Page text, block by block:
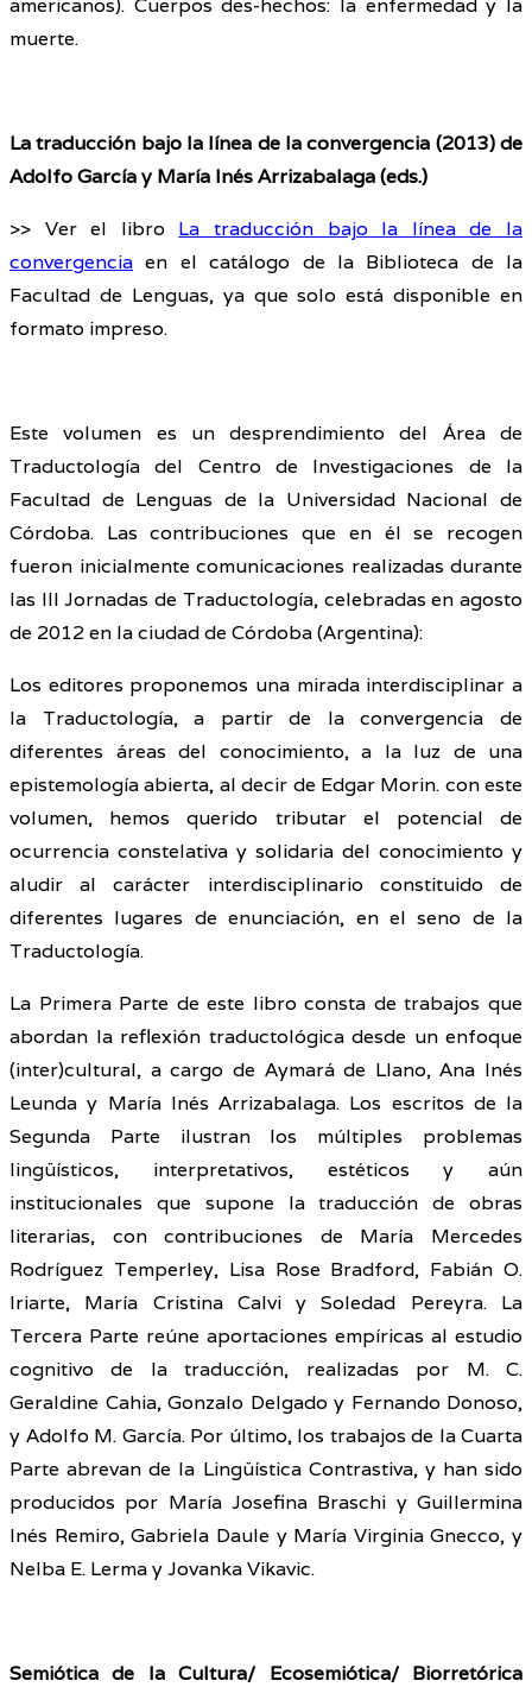
muerte.
La traducción bajo la línea de la convergencia (2013) de
Adolfo García y María Inés Arrizabalaga (eds.)
>> Ver el libro La traducción bajo la línea de la
convergencia en el catálogo de la Biblioteca de la
Facultad de Lenguas, ya que solo está disponible en
formato impreso.
Este volumen es un desprendimiento del Área de
Traductología del Centro de Investigaciones de la
Facultad de Lenguas de la Universidad Nacional de
Córdoba. Las contribuciones que en él se recogen
fueron inicialmente comunicaciones realizadas durante
las III Jornadas de Traductología, celebradas en agosto
de 2012 en la ciudad de Córdoba (Argentina):
Los editores proponemos una mirada interdisciplinar a
la Traductología, a partir de la convergencia de
diferentes áreas del conocimiento, a la luz de una
epistemología abierta, al decir de Edgar Morin. con este
volumen, hemos querido tributar el potencial de
ocurrencia constelativa y solidaria del conocimiento y
aludir al carácter interdisciplinario constituido de
diferentes lugares de enunciación, en el seno de la
Traductología.
La Primera Parte de este libro consta de trabajos que
abordan la reflexión traductológica desde un enfoque
(inter)cultural, a cargo de Aymará de Llano, Ana Inés
Leunda y María Inés Arrizabalaga. Los escritos de la
Segunda Parte ilustran los múltiples problemas
lingüísticos, interpretativos, estéticos y aún
institucionales que supone la traducción de obras
literarias, con contribuciones de María Mercedes
Rodríguez Temperley, Lisa Rose Bradford, Fabián O.
Iriarte, María Cristina Calvi y Soledad Pereyra. La
Tercera Parte reúne aportaciones empíricas al estudio
cognitivo de la traducción, realizadas por M. C.
Geraldine Cahia, Gonzalo Delgado y Fernando Donoso,
y Adolfo M. García. Por último, los trabajos de la Cuarta
Parte abrevan de la Lingüística Contrastiva, y han sido
producidos por María Josefina Braschi y Guillermina
Inés Remiro, Gabriela Daule y María Virginia Gnecco, y
Nelba E. Lerma y Jovanka Vikavic.
Semiótica de la Cultura/ Ecosemiótica/ Biorretórica